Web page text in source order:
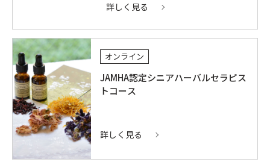
詳しく見る
オンライン
JAMHA認定シニアハーバルセラピス
トコース
詳しく見る